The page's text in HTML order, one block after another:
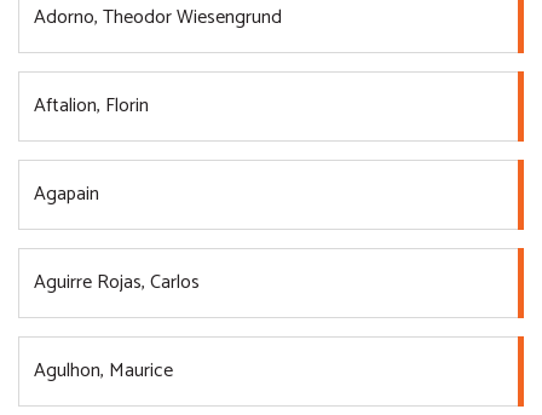
Adorno, Theodor Wiesengrund
Aftalion, Florin
Agapain
Aguirre Rojas, Carlos
Agulhon, Maurice